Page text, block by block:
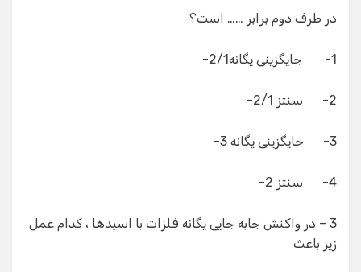
در طرف دوم برابر …… است؟
1- جایگزینی یگانه2/1-
2- سنتز 2/1-
3- جایگزینی یگانه 3-
4- سنتز 2-
3 – در واکنش جابه جایی یگانه فلزات با اسیدها ، کدام عمل
زیر باعث